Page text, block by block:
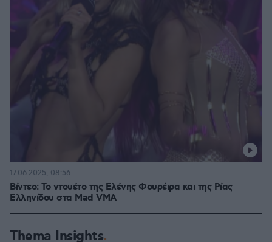
Βίντεο: Το ντουέτο της Ελένης Φουρέιρα και της Ρίας
Ελληνίδου στα Mad VMA
17.06.2025, 08:56
Thema Insights